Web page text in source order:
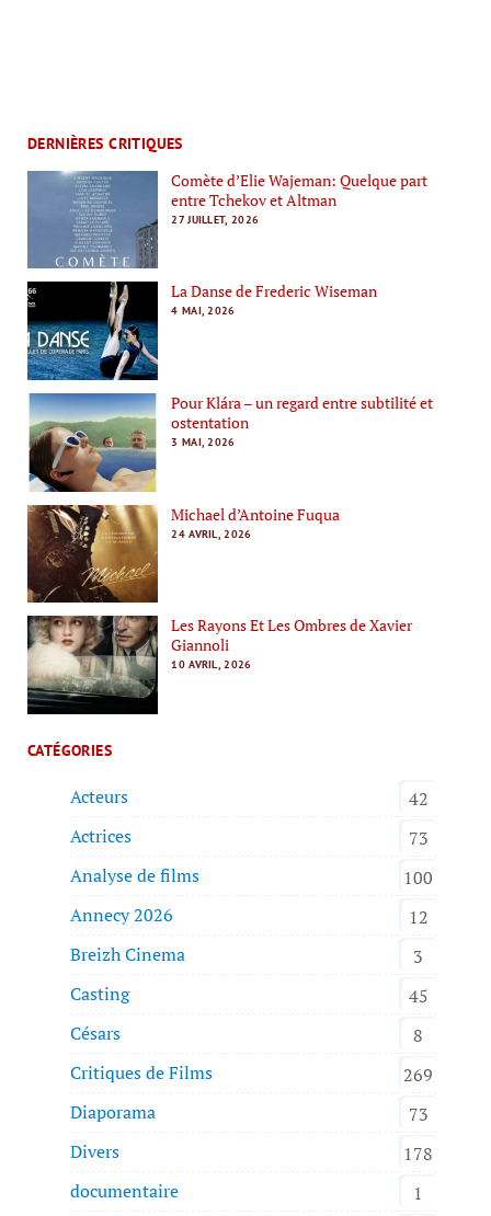
DERNIÈRES CRITIQUES
Comète d’Elie Wajeman: Quelque part
entre Tchekov et Altman
27 JUILLET, 2026
La Danse de Frederic Wiseman
4 MAI, 2026
Pour Klára – un regard entre subtilité et
ostentation
3 MAI, 2026
Michael d’Antoine Fuqua
24 AVRIL, 2026
Les Rayons Et Les Ombres de Xavier
Giannoli
10 AVRIL, 2026
CATÉGORIES
Acteurs
42
Actrices
73
Analyse de films
100
Annecy 2026
12
Breizh Cinema
3
Casting
45
Césars
8
Critiques de Films
269
Diaporama
73
Divers
178
documentaire
1